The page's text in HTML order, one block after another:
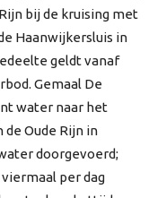
bij de kruising met
Haanwijkersluis in
geldt vanaf
Gemaal De
water naar het
de Oude Rijn in
doorgevoerd;
per dag